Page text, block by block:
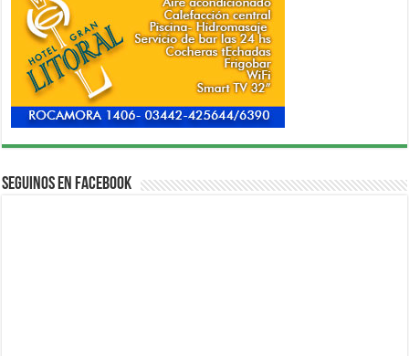
Seguinos en Facebook